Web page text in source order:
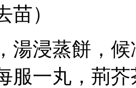
苗）
湯浸蒸餅，
服一丸，荊